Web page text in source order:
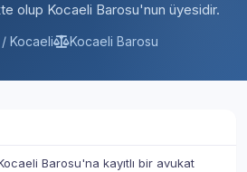
olup Kocaeli Barosu'nun üyesidir.
Kocaeli Kocaeli Barosu
Barosu'na kayıtlı bir avukat